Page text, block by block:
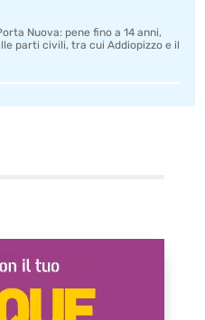
Nuova: pene fino a 14 anni,
parti civili, tra cui Addiopizzo e il